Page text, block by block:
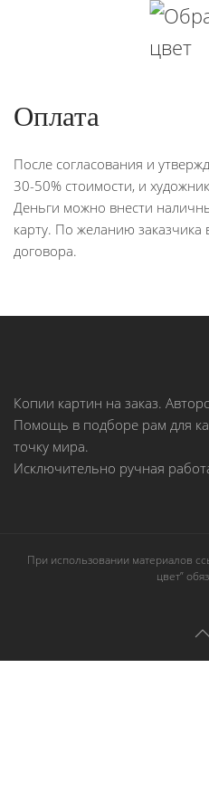
Оплата
После согласования и
30-50% стоимости, и
Деньги можно внести
карту. По желанию
договора.
Копии картин на заказ.
Помощь в подборе рам для
точку мира.
Исключительно ручная
При использовании материалов
цвет”